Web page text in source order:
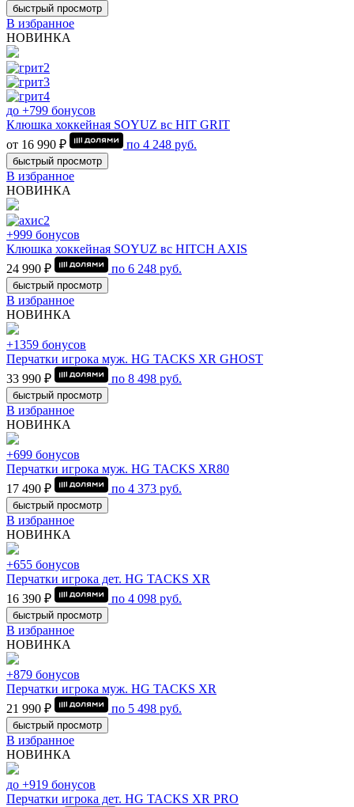
быстрый просмотр
В избранное
НОВИНКА
до +799 бонусов
Клюшка хоккейная SOYUZ вс HIT GRIT
от 16 990 ₽
по 4 248 руб.
быстрый просмотр
В избранное
НОВИНКА
+999 бонусов
Клюшка хоккейная SOYUZ вс HITCH AXIS
24 990 ₽
по 6 248 руб.
быстрый просмотр
В избранное
НОВИНКА
+1359 бонусов
Перчатки игрока муж. HG TACKS XR GHOST
33 990 ₽
по 8 498 руб.
быстрый просмотр
В избранное
НОВИНКА
+699 бонусов
Перчатки игрока муж. HG TACKS XR80
17 490 ₽
по 4 373 руб.
быстрый просмотр
В избранное
НОВИНКА
+655 бонусов
Перчатки игрока дет. HG TACKS XR
16 390 ₽
по 4 098 руб.
быстрый просмотр
В избранное
НОВИНКА
+879 бонусов
Перчатки игрока муж. HG TACKS XR
21 990 ₽
по 5 498 руб.
быстрый просмотр
В избранное
НОВИНКА
до +919 бонусов
Перчатки игрока дет. HG TACKS XR PRO